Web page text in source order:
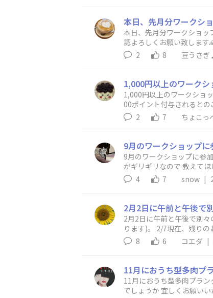
本日、先月分ワークショッ
認よろしくお願い致します
2
8 豆うさぎ
1,000円以上のワークショ
00ポイント付与されると
eに作品として投稿してい
り上げに貢献しているから
て思ってしまいます。ワ
運営者さんはいかがお考え
2 7 ちょこっ
9月のワークショップに参
がギリギリなので 教えて
4
7 snow |
2月2日に午前と午後で別
ります)。 2/7現在、残り
8
6 コエダ |
11月におうち型多肉プラ
でしょうか 宜しくお願い